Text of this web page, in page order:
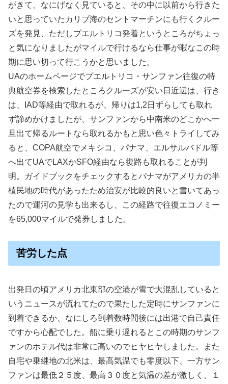
がきて、なにげなく見ていると、その中に以前から行きた
いと思っていたカリブ海のセントマーチンにも行くクルー
ズを発見、ただしプエルトリコ発着というところがちょっ
と気になりましたがマイルで行けるなら仕事が暇なこの時
期に思い切って行こうかと思いました。
UAのホームページでプエルトリコ・サンファン往復の特
典航空券を検索したところクルーズが安い日近辺は、行き
は、IAD等経由で取れるが、帰りは1,2日ずらしても取れ
ず諦めかけましたが、サンファンから中南米のどこかへ一
旦出て帰るルートなら取れるかもと思い色々トライしてみ
ると、COPA航空でメキシコ、パナマ、エルサルバドル等
へ出てUAでLAXかSFO経由なら復路も取れることが判
明。ガイドブックをチェックするとパナマがアメリカの半
植民地の時代があったため治安が比較的良いと書いてあっ
たので運河の見学も出来るし、この経路で往復エコノミー
を65,000マイルで発券しました。
苦労した点
出発日の頃アメリカ北東部の空港が雪で大混乱していると
いうニュースが流れてたので果たした定時にサンファンに
到着できるか、なにしろ到着数時間後には出港で自己責任
ですから心配でした。船に乗り遅れるとこの時期のサンフ
ァンのホテル代は非常に高いのでヒヤヒヤしました。また
自宅や乗継地の北米は、最高気温でも零度以下、一方サン
ファンは最低２５度、最高３０度と気温の差が激しく、１